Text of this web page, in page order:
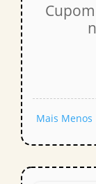
Mais Menos